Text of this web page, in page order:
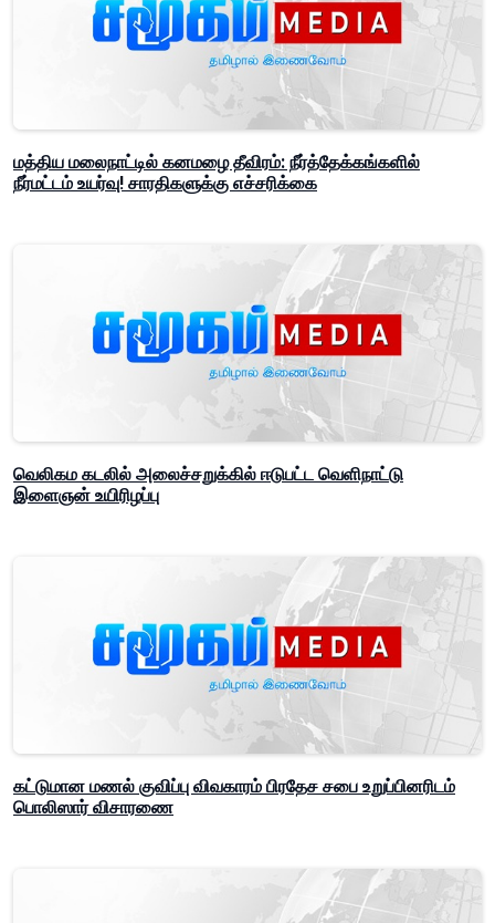
மத்திய மலைநாட்டில் கனமழை தீவிரம்: நீர்த்தேக்கங்களில்
நீர்மட்டம் உயர்வு! சாரதிகளுக்கு எச்சரிக்கை
வெலிகம கடலில் அலைச்சறுக்கில் ஈடுபட்ட வெளிநாட்டு
இளைஞன் உயிரிழப்பு
கட்டுமான மணல் குவிப்பு விவகாரம் பிரதேச சபை உறுப்பினரிடம்
பொலிஸார் விசாரணை